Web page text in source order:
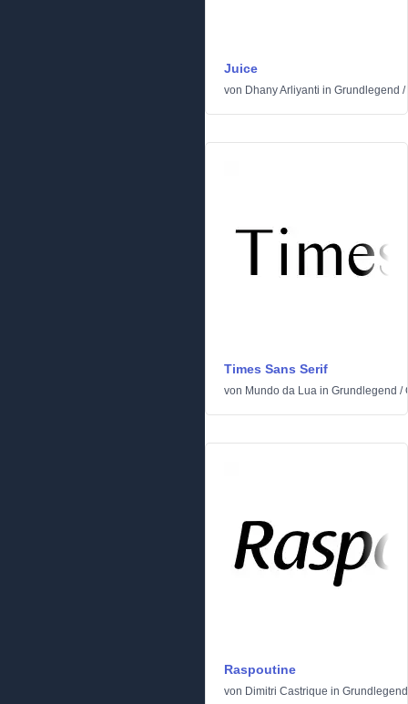
Juice
von Dhany Arliyanti in Grundlegend /
Times Sans Serif
von Mundo da Lua in Grundlegend /
Raspoutine
von Dimitri Castrique in Grundlegend